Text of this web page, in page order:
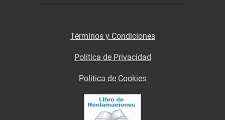
Términos y Condiciones
Política de Privacidad
Politica de Cookies